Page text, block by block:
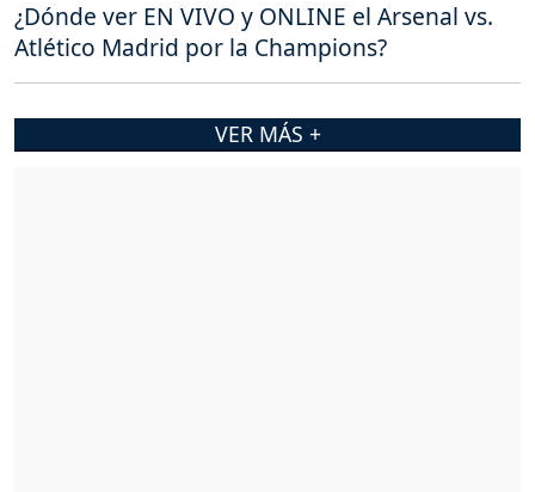
¿Dónde ver EN VIVO y ONLINE el Arsenal vs.
Atlético Madrid por la Champions?
VER MÁS +